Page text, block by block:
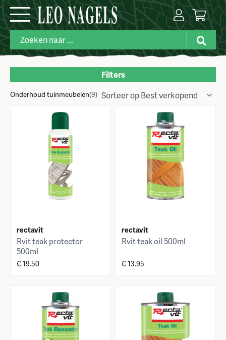
Filters
Merk
Onderhoud tuinmeubelen(9)
rectavit
Rvit teak protector
500ml
€ 19.50
rectavit
Rvit teak oil 500ml
€ 13.95